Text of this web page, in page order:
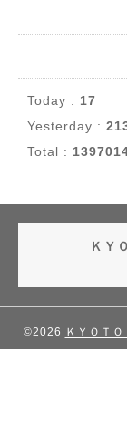
Today : 17
Yesterday :
Total :
ＫＹ
©2026 ＫＹＯＴ